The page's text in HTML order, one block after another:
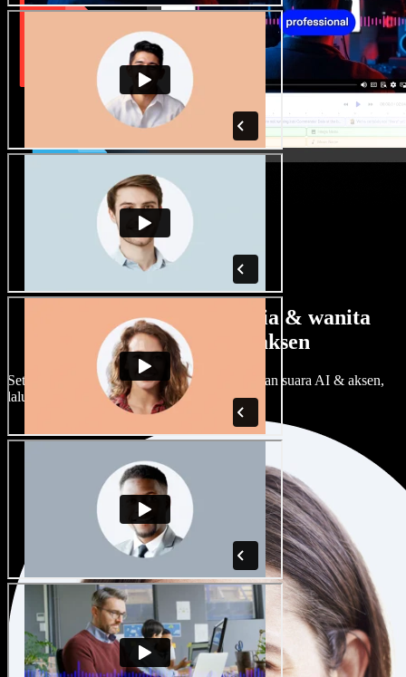
Banyak pilihan suara pria & wanita
dengan berbagai aksen
Setiap proyek bisa terdengar beda. Pilih ratusan suara AI & aksen,
lalu sesuaikan sesuka Anda.